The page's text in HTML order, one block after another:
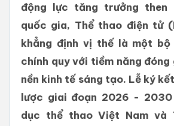
động lực tăng trưởng then
quốc gia, Thể thao điện tử
khẳng định vị thế là một
chính quy với tiềm năng
nền kinh tế sáng tạo. Lễ ký
lược giai đoạn 2026 - 2030
dục thể thao Việt Nam và